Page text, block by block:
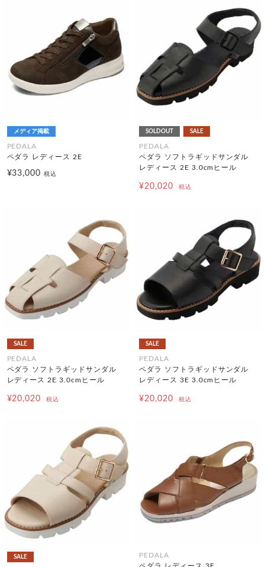
メディア掲載
PEDALA
ペダラ レディース 2E
¥33,000税込
SOLDOUT SALE
PEDALA
ペダラ ソフトラギッドサンダル
レディース 2E 3.0cmヒール
¥20,020 税込
SALE
PEDALA
ペダラ ソフトラギッドサンダル
レディース 2E 3.0cmヒール
¥20,020 税込
SALE
PEDALA
ペダラ ソフトラギッドサンダル
レディース 3E 3.0cmヒール
¥20,020 税込
SALE
PEDALA